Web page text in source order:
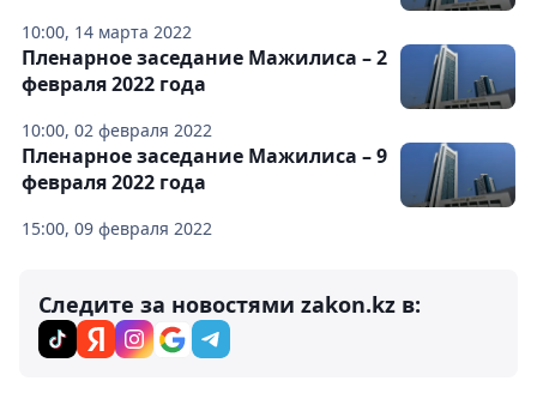
10:00, 14 марта 2022
10:00, 02 февраля 2022
Пленарное заседание Мажилиса – 2
февраля 2022 года
15:00, 09 февраля 2022
Пленарное заседание Мажилиса – 9
февраля 2022 года
Следите за новостями zakon.kz в: